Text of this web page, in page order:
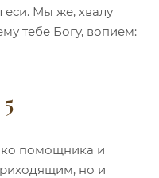
еси. Мы же, хвалу
тебе Богу, вопием:
помощника и
но и